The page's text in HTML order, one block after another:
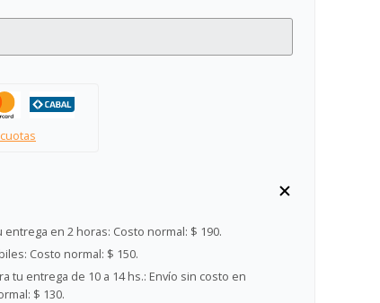
entrega en 2 horas: Costo normal: $ 190.
Costo normal: $ 150.
tu entrega de 10 a 14 hs.: Envío sin costo en
$ 130.